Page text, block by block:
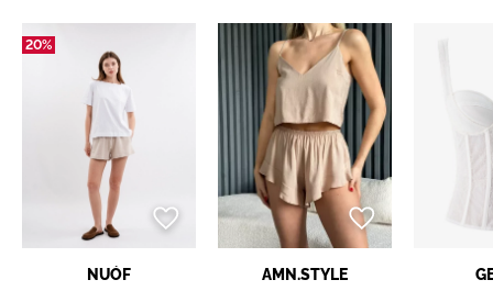
20%
NUÓF AMN.STYLE